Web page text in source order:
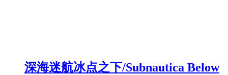
深海迷航冰点之下/Subnautica Below